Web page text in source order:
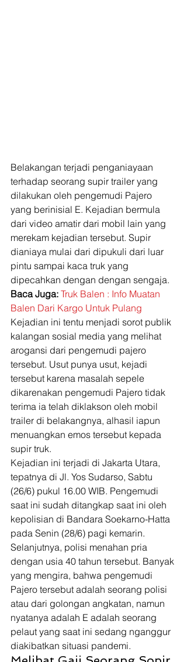
Belakangan terjadi penganiayaan
terhadap seorang supir trailer yang
dilakukan oleh pengemudi Pajero
yang berinisial E. Kejadian bermula
dari video amatir dari mobil lain yang
merekam kejadian tersebut. Supir
dianiaya mulai dari dipukuli dari luar
pintu sampai kaca truk yang
dipecahkan dengan dengan sengaja.
Baca Juga: Truk Balen : Info Muatan
Balen Dari Kargo Untuk Pulang
Kejadian ini tentu menjadi sorot publik
kalangan sosial media yang melihat
arogansi dari pengemudi pajero
tersebut. Usut punya usut, kejadi
tersebut karena masalah sepele
dikarenakan pengemudi Pajero tidak
terima ia telah diklakson oleh mobil
trailer di belakangnya, alhasil iapun
menuangkan emos tersebut kepada
supir truk.
Kejadian ini terjadi di Jakarta Utara,
tepatnya di Jl. Yos Sudarso, Sabtu
(26/6) pukul 16.00 WIB. Pengemudi
saat ini sudah ditangkap saat ini oleh
kepolisian di Bandara Soekarno-Hatta
pada Senin (28/6) pagi kemarin.
Selanjutnya, polisi menahan pria
dengan usia 40 tahun tersebut. Banyak
yang mengira, bahwa pengemudi
Pajero tersebut adalah seorang polisi
atau dari golongan angkatan, namun
nyatanya adalah E adalah seorang
pelaut yang saat ini sedang nganggur
diakibatkan situasi pandemi.